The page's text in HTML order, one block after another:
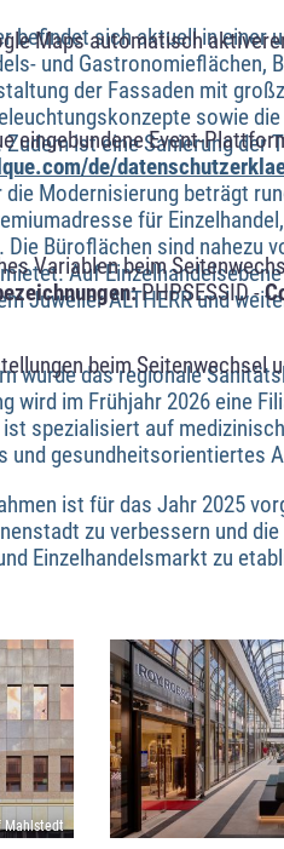
Maps automatisch
eingebundene Event-
de/
Variablen beim
PHPSESSID -
beim Seitenwechsel
befindet sich aktuell in einer
und
der Fassaden mit
sowie
ist eine Sanierung der
Modernisierung beträgt
für
Büroflächen sind nahezu
Auf
Juwelier ALTHERR und
wurde das regionale
wird im Frühjahr 2026 eine
spezialisiert auf
und gesundheitsorientiertes
ist für das Jahr 2025
zu verbessern und
Einzelhandelsmarkt zu
Mahlstedt